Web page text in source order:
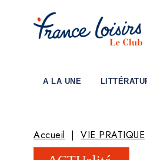
A LA UNE
Accueil VIE PRATIQUE